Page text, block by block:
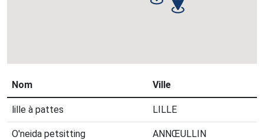
Nom Ville
lille à pattes LILLE
O'neida petsitting ANNŒULLIN